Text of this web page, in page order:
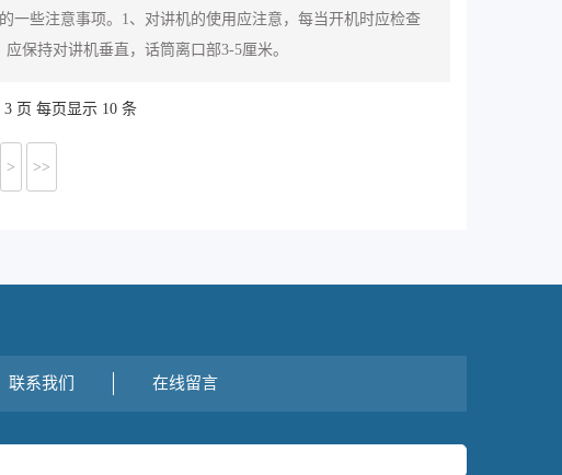
一些注意事项。1、对讲机的使用应注意，每当开机时应检查
保持对讲机垂直，话筒离口部3-5厘米。
页 每页显示 10 条
> >>
联系我们 在线留言